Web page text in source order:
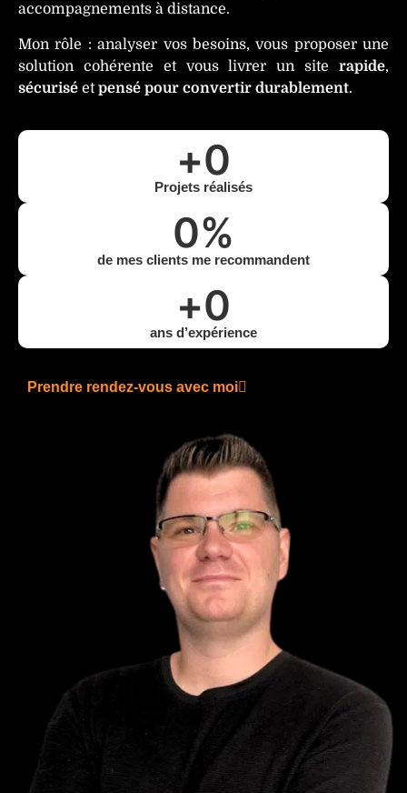
accompagnements à distance.
Mon rôle : analyser vos besoins, vous proposer une
solution cohérente et vous livrer un site rapide,
sécurisé etpensé pour convertir durablement.
+0
Projets réalisés
0%
de mes clients me recommandent
+0
ans d’expérience
Prendre rendez-vous avec moi